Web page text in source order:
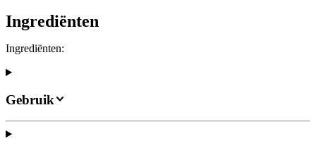
Ingrediënten
Ingrediënten:
Gebruik